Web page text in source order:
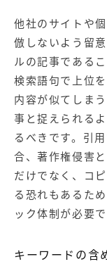
他社のサイトや
倣しないよう留
ルの記事である
検索語句で上位
内容が似てしま
事と捉えられる
るべきです。引
合、著作権侵害
だけでなく、コ
る恐れもあるた
ック体制が必要で
キーワードの含